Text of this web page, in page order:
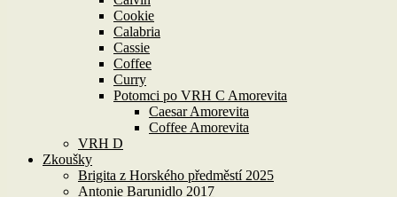
Cookie
Calabria
Cassie
Coffee
Curry
Potomci po VRH C Amorevita
Caesar Amorevita
Coffee Amorevita
VRH D
Zkoušky
Brigita z Horského předměstí 2025
Antonie Barunidlo 2017